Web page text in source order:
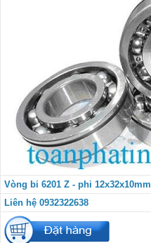
Vòng bi 6201 Z - phi 12x32x10mm
Liên hệ 0932322638